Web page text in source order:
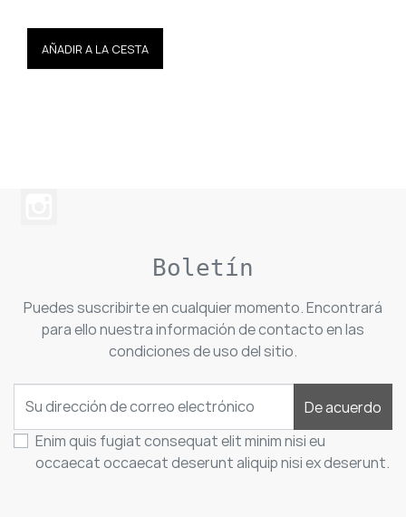
AÑADIR A LA CESTA
Boletín
Puedes suscribirte en cualquier momento. Encontrará
para ello nuestra información de contacto en las
condiciones de uso del sitio.
De acuerdo
Enim quis fugiat consequat elit minim nisi eu
occaecat occaecat deserunt aliquip nisi ex deserunt.